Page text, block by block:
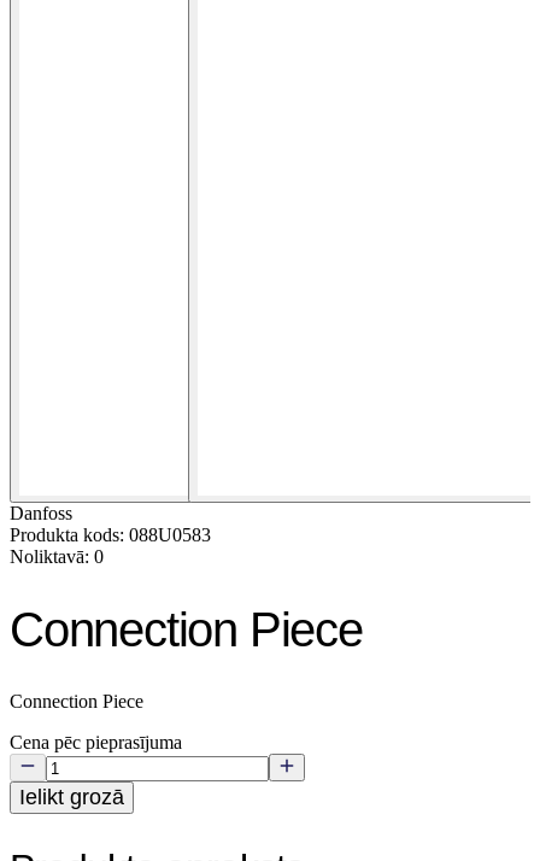
Danfoss
Produkta kods: 088U0583
Noliktavā: 0
Connection Piece
Connection Piece
Cena pēc pieprasījuma
Ielikt grozā